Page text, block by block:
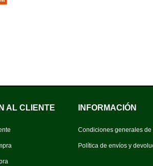
AL CLIENTE INFORMACIÓN
Condiciones generales de
Política de envíos y